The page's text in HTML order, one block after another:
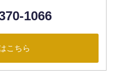
1066
こちら